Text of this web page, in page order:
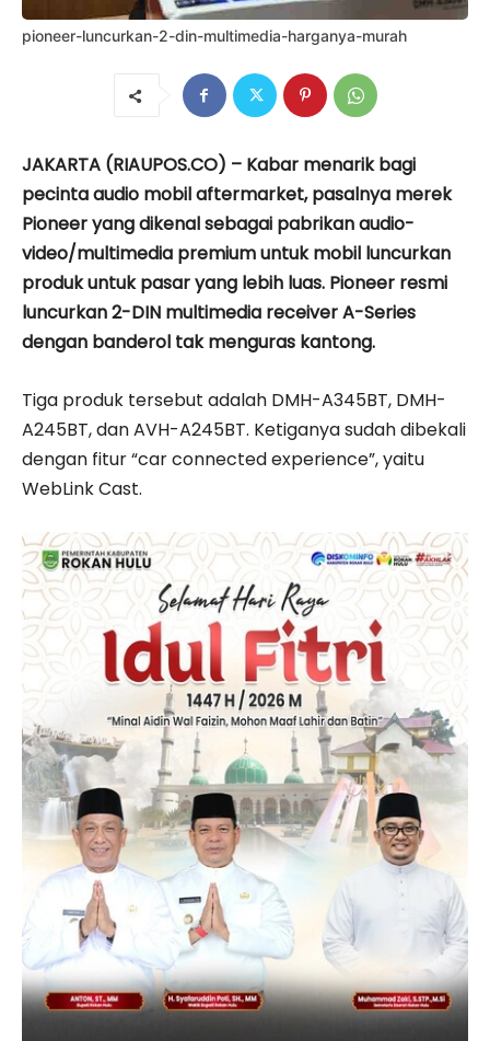
pioneer-luncurkan-2-din-multimedia-harganya-murah
JAKARTA (RIAUPOS.CO) – Kabar menarik bagi
pecinta audio mobil aftermarket, pasalnya merek
Pioneer yang dikenal sebagai pabrikan audio-
video/multimedia premium untuk mobil luncurkan
produk untuk pasar yang lebih luas. Pioneer resmi
luncurkan 2-DIN multimedia receiver A-Series
dengan banderol tak menguras kantong.
Tiga produk tersebut adalah DMH-A345BT, DMH-
A245BT, dan AVH-A245BT. Ketiganya sudah dibekali
dengan fitur “car connected experience”, yaitu
WebLink Cast.